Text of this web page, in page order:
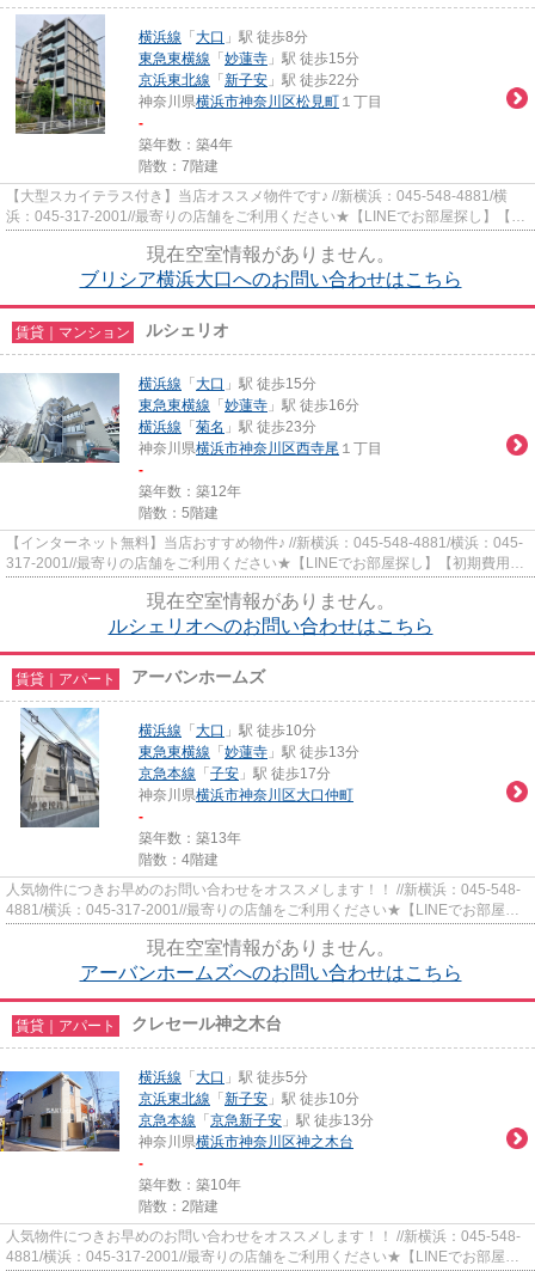
横浜線 「 大口 」駅 徒歩8分
東急東横線 「 妙蓮寺 」駅 徒歩15分
京浜東北線 「 新子安 」駅 徒歩22分
神奈川県横浜市神奈川区松見町 １丁目
-
築年数：築4年
階数：7階建
【大型スカイテラス付き】当店オススメ物件です♪ //新横浜：045-548-4881/横
浜：045-317-2001//最寄りの店舗をご利用ください★【LINEでお部屋探し】【初
現在空室情報がありません。
ブリシア横浜大口へのお問い合わせはこちら
賃貸｜マンション ルシェリオ
横浜線 「 大口 」駅 徒歩15分
東急東横線 「 妙蓮寺 」駅 徒歩16分
横浜線 「 菊名 」駅 徒歩23分
神奈川県横浜市神奈川区西寺尾 １丁目
-
築年数：築12年
階数：5階建
【インターネット無料】当店おすすめ物件♪ //新横浜：045-548-4881/横浜：045-
317-2001//最寄りの店舗をご利用ください★【LINEでお部屋探し】【初期費用分
現在空室情報がありません。
ルシェリオへのお問い合わせはこちら
賃貸｜アパート アーバンホームズ
横浜線 「 大口 」駅 徒歩10分
東急東横線 「 妙蓮寺 」駅 徒歩13分
京急本線 「 子安 」駅 徒歩17分
神奈川県横浜市神奈川区大口仲町
-
築年数：築13年
階数：4階建
人気物件につきお早めのお問い合わせをオススメします！！ //新横浜：045-548-
4881/横浜：045-317-2001//最寄りの店舗をご利用ください★【LINEでお部屋探
現在空室情報がありません。
アーバンホームズへのお問い合わせはこちら
賃貸｜アパート クレセール神之木台
横浜線 「 大口 」駅 徒歩5分
京浜東北線 「 新子安 」駅 徒歩10分
京急本線 「 京急新子安 」駅 徒歩13分
神奈川県横浜市神奈川区神之木台
-
築年数：築10年
階数：2階建
人気物件につきお早めのお問い合わせをオススメします！！ //新横浜：045-548-
4881/横浜：045-317-2001//最寄りの店舗をご利用ください★【LINEでお部屋探